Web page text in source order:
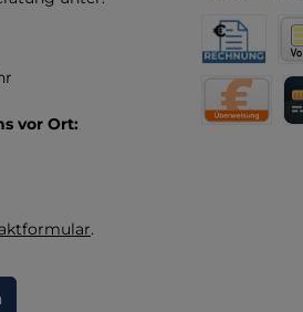
vor Ort:
.
Rechnung